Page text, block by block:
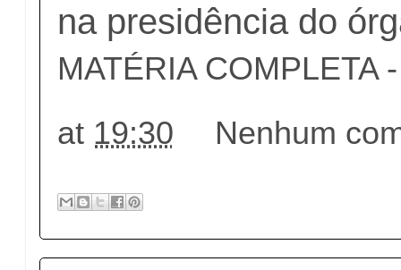
na presidência do
MATÉRIA COMPLETA
at 19:30 Nenhum